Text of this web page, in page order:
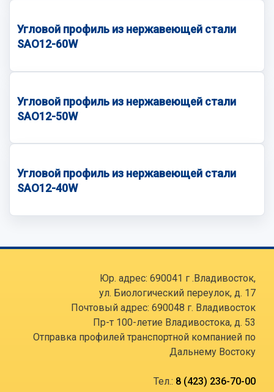
Угловой профиль из нержавеющей стали
SAO12-60W
Угловой профиль из нержавеющей стали
SAO12-50W
Угловой профиль из нержавеющей стали
SAO12-40W
Юр. адрес: 690041 г .Владивосток,
ул. Биологический переулок, д. 17
Почтовый адрес: 690048 г. Владивосток
Пр-т 100-летие Владивостока, д. 53
Отправка профилей транспортной компанией по
Дальнему Востоку
Тел.: 8 (423) 236-70-00